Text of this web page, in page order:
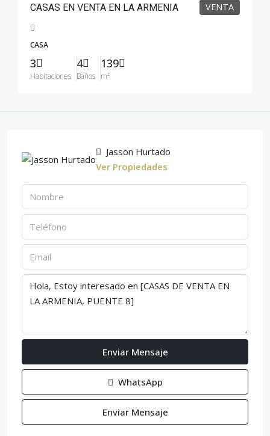
VENTA
CASAS EN VENTA EN LA ARMENIA
CASA
3
Habitaciones
4
Baños
139
m²
Jasson Hurtado
Ver Propiedades
Enviar Mensaje
WhatsApp
Enviar Mensaje